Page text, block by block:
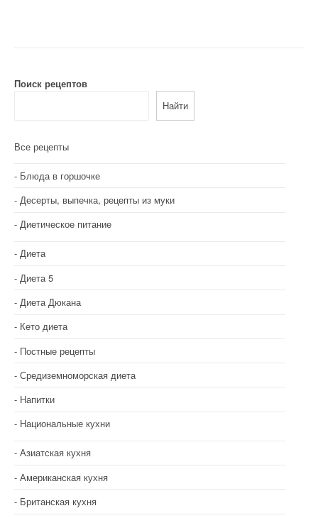
а
и
п
о
а
п
и
с
я
м
Поиск рецептов
Найти
Все рецепты
Блюда в горшочке
Десерты, выпечка, рецепты из муки
Диетическое питание
Диета
Диета 5
Диета Дюкана
Кето диета
Постные рецепты
Средиземноморская диета
Напитки
Национальные кухни
Азиатская кухня
Американская кухня
Британская кухня